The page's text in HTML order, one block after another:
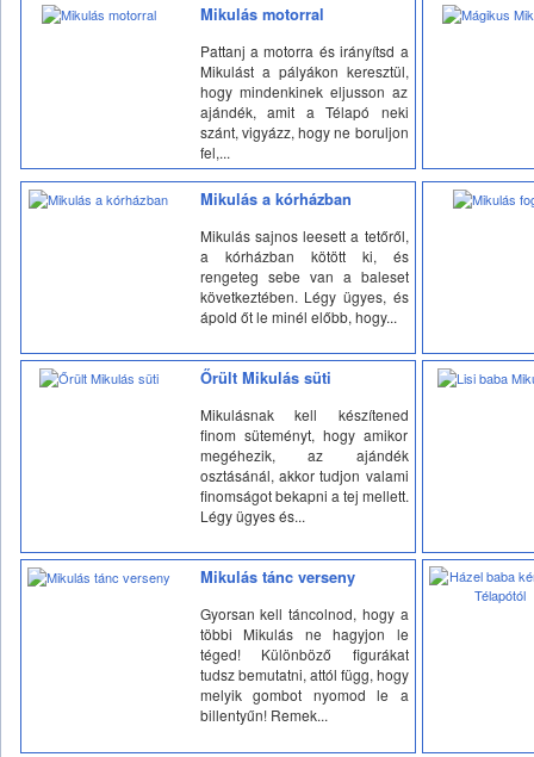
Mikulás motorral
Pattanj a motorra és irányítsd a
Mikulást a pályákon keresztül,
hogy mindenkinek eljusson az
ajándék, amit a Télapó neki
szánt, vigyázz, hogy ne boruljon
fel,...
Mikulás a kórházban
Mikulás sajnos leesett a tetőről,
a kórházban kötött ki, és
rengeteg sebe van a baleset
következtében. Légy ügyes, és
ápold őt le minél előbb, hogy...
Őrült Mikulás süti
Mikulásnak kell készítened
finom süteményt, hogy amikor
megéhezik, az ajándék
osztásánál, akkor tudjon valami
finomságot bekapni a tej mellett.
Légy ügyes és...
Mikulás tánc verseny
Gyorsan kell táncolnod, hogy a
többi Mikulás ne hagyjon le
téged! Különböző figurákat
tudsz bemutatni, attól függ, hogy
melyik gombot nyomod le a
billentyűn! Remek...